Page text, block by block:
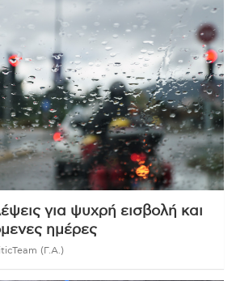
για ψυχρή εισβολή και
ημέρες
(Γ.Α.)